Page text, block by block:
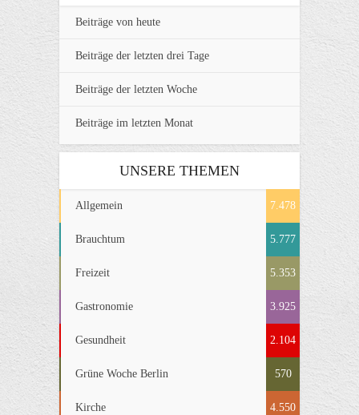
Beiträge von heute
Beiträge der letzten drei Tage
Beiträge der letzten Woche
Beiträge im letzten Monat
UNSERE THEMEN
Allgemein 7.478
Brauchtum 5.777
Freizeit 5.353
Gastronomie 3.925
Gesundheit 2.104
Grüne Woche Berlin 570
Kirche 4.550